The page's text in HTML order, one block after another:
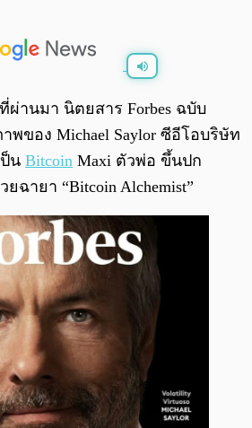
0:00
ผ่านมา นิตยสาร Forbes ฉบับ
พของ Michael Saylor ซีอีโอบริษัท
น Bitcoin Maxi ตัวพ่อ ขึ้นปก
ฉายา “Bitcoin Alchemist”